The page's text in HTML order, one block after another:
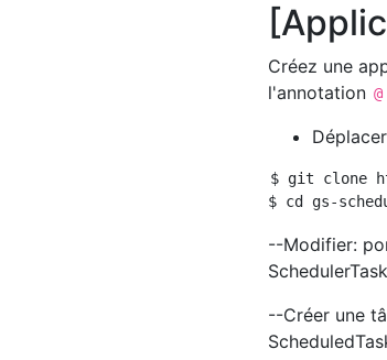
Créez une
l'annotation
$ git clone
--Modifier:
--Créer une